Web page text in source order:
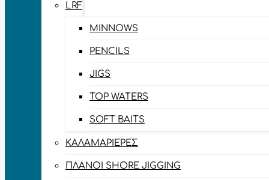
LRF
MINNOWS
PENCILS
JIGS
TOP WATERS
SOFT BAITS
ΚΑΛΑΜΑΡΙΈΡΕΣ
ΠΛΆΝΟΙ SHORE JIGGING